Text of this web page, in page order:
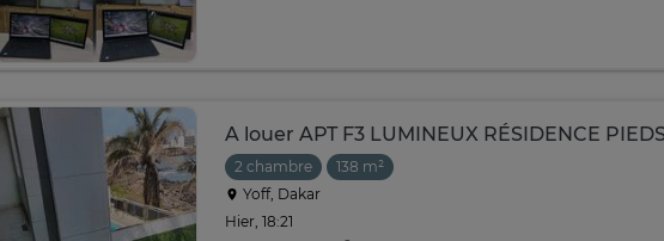
A louer APT F3 LUMINEUX RÉSIDENCE
2 chambre
138 m²
Yoff, Dakar
Hier, 18:21